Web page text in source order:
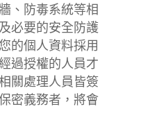
、防毒系統等相
必要的安全防護
的個人資料採用
過授權的人員才
關處理人員皆簽
密義務者，將會